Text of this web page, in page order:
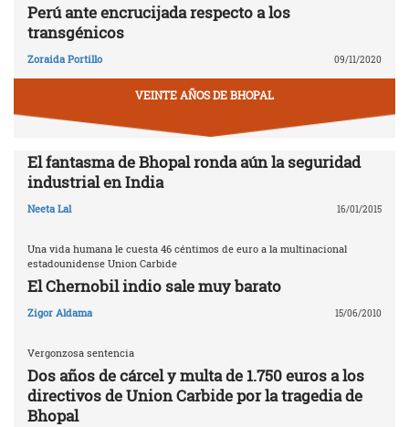
Perú ante encrucijada respecto a los
transgénicos
Zoraida Portillo 09/11/2020
VEINTE AÑOS DE BHOPAL
El fantasma de Bhopal ronda aún la seguridad
industrial en India
Neeta Lal 16/01/2015
Una vida humana le cuesta 46 céntimos de euro a la multinacional
estadounidense Union Carbide
El Chernobil indio sale muy barato
Zigor Aldama 15/06/2010
Vergonzosa sentencia
Dos años de cárcel y multa de 1.750 euros a los
directivos de Union Carbide por la tragedia de
Bhopal